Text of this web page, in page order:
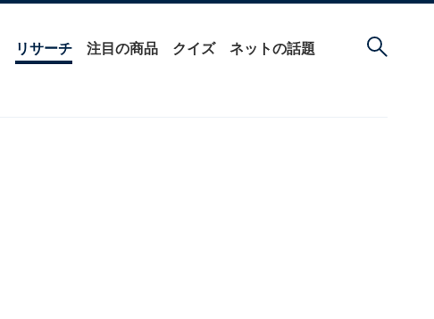
リサーチ 注目の商品 クイズ ネットの話題